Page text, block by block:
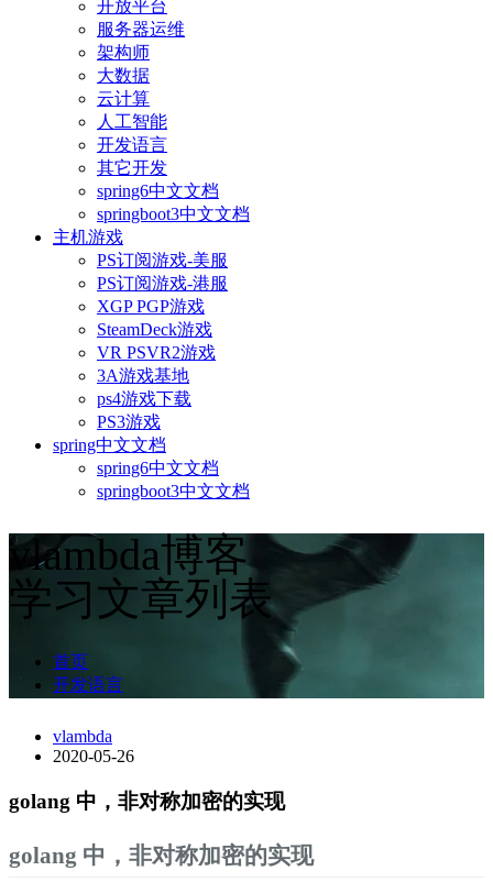
开放平台
服务器运维
架构师
大数据
云计算
人工智能
开发语言
其它开发
spring6中文文档
springboot3中文文档
主机游戏
PS订阅游戏-美服
PS订阅游戏-港服
XGP PGP游戏
SteamDeck游戏
VR PSVR2游戏
3A游戏基地
ps4游戏下载
PS3游戏
spring中文文档
spring6中文文档
springboot3中文文档
vlambda博客
学习文章列表
首页
开发语言
vlambda
2020-05-26
golang 中，非对称加密的实现
golang 中，非对称加密的实现